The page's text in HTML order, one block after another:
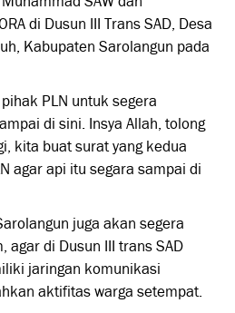
di Dusun III Trans SAD, Desa
Kabupaten Sarolangun pada
PLN untuk segera
di sini. Insya Allah, tolong
kita buat surat yang kedua
agar api itu segara sampai di
juga akan segera
agar di Dusun III trans SAD
jaringan komunikasi
aktifitas warga setempat.